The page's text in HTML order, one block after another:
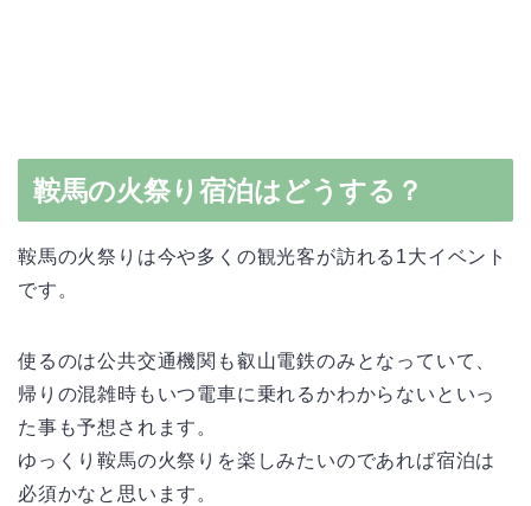
鞍馬の火祭り宿泊はどうする？
鞍馬の火祭りは今や多くの観光客が訪れる1大イベント
です。
使るのは公共交通機関も叡山電鉄のみとなっていて、
帰りの混雑時もいつ電車に乗れるかわからないといっ
た事も予想されます。
ゆっくり鞍馬の火祭りを楽しみたいのであれば宿泊は
必須かなと思います。